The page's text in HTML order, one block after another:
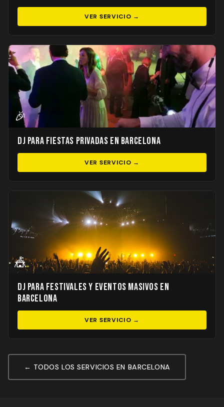
VER SERVICIO →
🎉
DJ para Fiestas Privadas en Barcelona
VER SERVICIO →
🎪
DJ para Festivales y Eventos Masivos en
Barcelona
VER SERVICIO →
← TODOS LOS SERVICIOS EN BARCELONA